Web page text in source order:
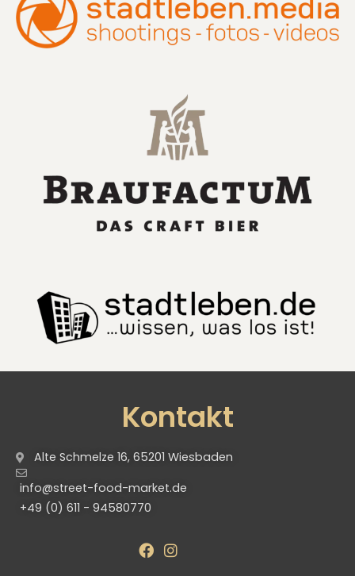
Kontakt
Alte Schmelze 16, 65201 Wiesbaden
info@street-food-market.de
+49 (0) 611 - 94580770